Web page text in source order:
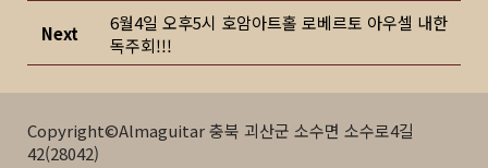
Next
6월4일 오후5시 호암아트홀 로베르토 아우셀 내한
독주회!!!
Copyright©Almaguitar 충북 괴산군 소수면 소수로4길
42(28042)